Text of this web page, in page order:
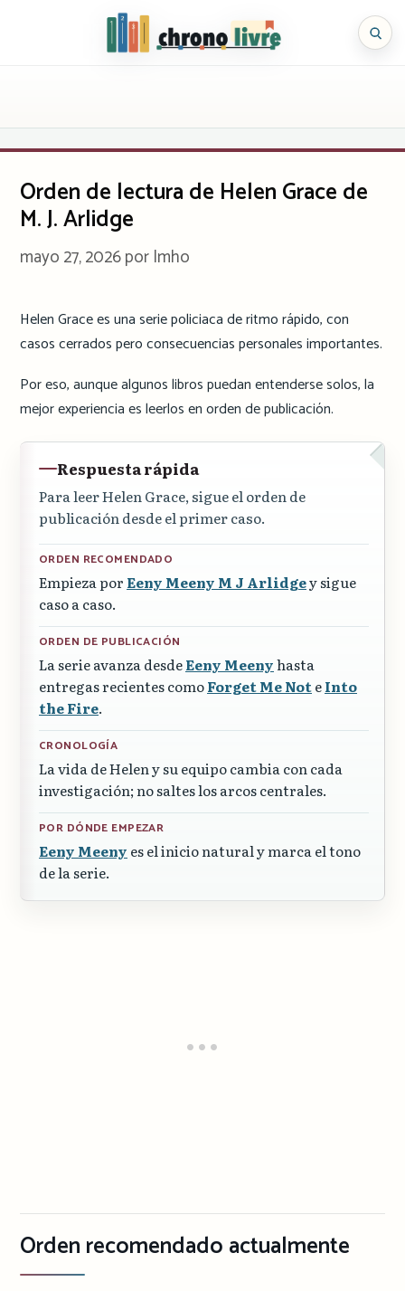
Chronolivre
Orden de lectura de Helen Grace de
M. J. Arlidge
mayo 27, 2026porImho
Helen Grace es una serie policiaca de ritmo rápido, con
casos cerrados pero consecuencias personales importantes.
Por eso, aunque algunos libros puedan entenderse solos, la
mejor experiencia es leerlos en orden de publicación.
Respuesta rápida
Para leer Helen Grace, sigue el orden de
publicación desde el primer caso.
ORDEN RECOMENDADO
Empieza por Eeny Meeny M J Arlidgey sigue
caso a caso.
ORDEN DE PUBLICACIÓN
La serie avanza desdeEeny Meenyhasta
entregas recientes comoForget Me NoteInto
the Fire.
CRONOLOGÍA
La vida de Helen y su equipo cambia con cada
investigación; no saltes los arcos centrales.
POR DÓNDE EMPEZAR
Eeny Meeny es el inicio natural y marca el tono
de la serie.
Orden recomendado actualmente